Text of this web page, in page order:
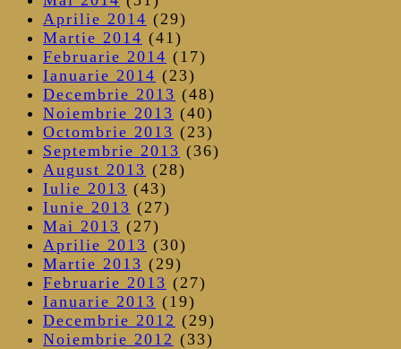
Aprilie 2014 (29)
Martie 2014 (41)
Februarie 2014 (17)
Ianuarie 2014 (23)
Decembrie 2013 (48)
Noiembrie 2013 (40)
Octombrie 2013 (23)
Septembrie 2013 (36)
August 2013 (28)
Iulie 2013 (43)
Iunie 2013 (27)
Mai 2013 (27)
Aprilie 2013 (30)
Martie 2013 (29)
Februarie 2013 (27)
Ianuarie 2013 (19)
Decembrie 2012 (29)
Noiembrie 2012 (33)